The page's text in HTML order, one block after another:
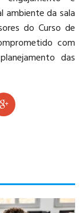
ambiente da sala
do Curso de
com
das